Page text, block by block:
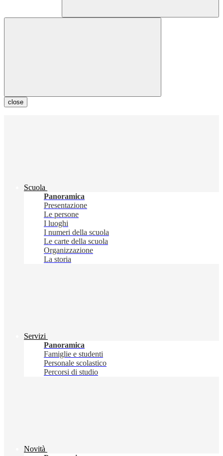
close
Scuola
Panoramica
Presentazione
Le persone
I luoghi
I numeri della scuola
Le carte della scuola
Organizzazione
La storia
Servizi
Panoramica
Famiglie e studenti
Personale scolastico
Percorsi di studio
Novità